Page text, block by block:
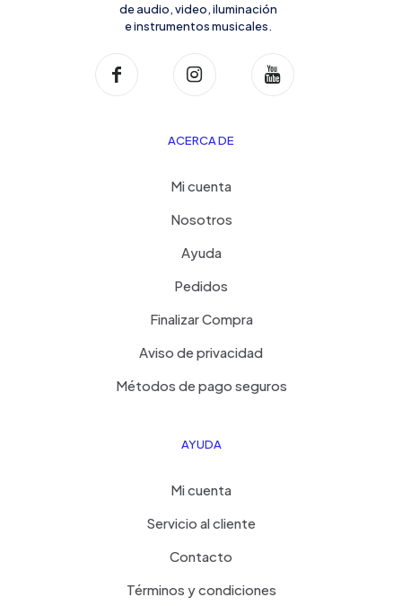
de audio, video, iluminación
e instrumentos musicales.
ACERCA DE
Mi cuenta
Nosotros
Ayuda
Pedidos
Finalizar Compra
Aviso de privacidad
Métodos de pago seguros
AYUDA
Mi cuenta
Servicio al cliente
Contacto
Términos y condiciones